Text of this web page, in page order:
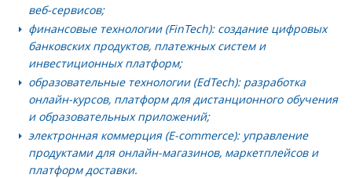
веб-сервисов;
финансовые технологии (FinTech): создание цифровых
банковских продуктов, платежных систем и
инвестиционных платформ;
образовательные технологии (EdTech): разработка
онлайн-курсов, платформ для дистанционного обучения
и образовательных приложений;
электронная коммерция (E-commerce): управление
продуктами для онлайн-магазинов, маркетплейсов и
платформ доставки.